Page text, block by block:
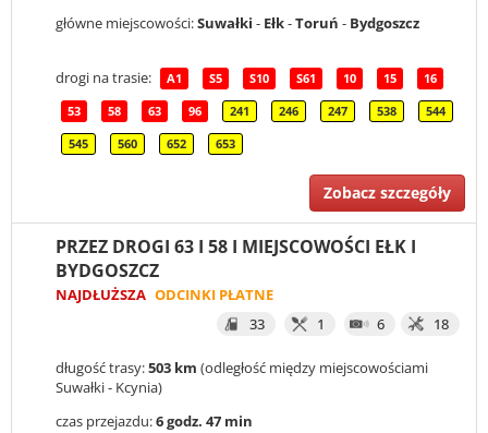
główne miejscowości:Suwałki - Ełk-Toruń - Bydgoszcz
drogi na trasie: A1 S5 S10 S61 10 15 16
53 58 63 96 241 246 247 538 544
545 560 652 653
Zobacz szczegóły
PRZEZ DROGI 63 I 58 I MIEJSCOWOŚCI EŁK I
BYDGOSZCZ
NAJDŁUŻSZA ODCINKI PŁATNE
33
1 6 18
długość trasy:503 km (odległość między miejscowościami
Suwałki - Kcynia)
czas przejazdu:6 godz. 47 min